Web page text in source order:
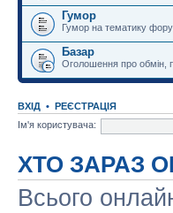
Гумор
Гумор на тематику
Базар
Оголошення про обмін,
ВХІД • РЕЄСТРАЦІЯ
Ім'я користувача:
ХТО ЗАРАЗ
Всього